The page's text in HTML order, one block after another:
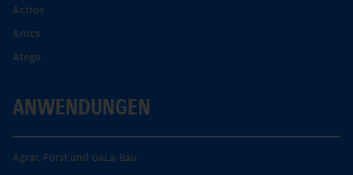
Actros
Arocs
Atego
ANWENDUNGEN
Agrar, Forst und GaLa-Bau